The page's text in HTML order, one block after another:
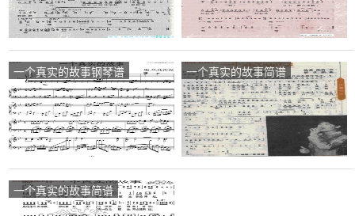
一个真实的故事钢琴谱 一个真实的故事简谱
一个真实的故事简谱